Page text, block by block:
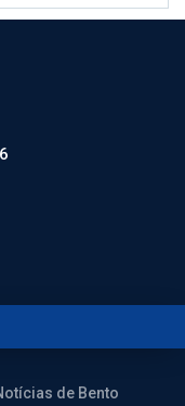
de Bento